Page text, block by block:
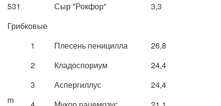
531
Сыр "Рокфор"
3,3
Грибковые
m
1 Плесень пеницилла
26,8
2
Кладоспориум
24,4
3
Аспергиллус
24,4